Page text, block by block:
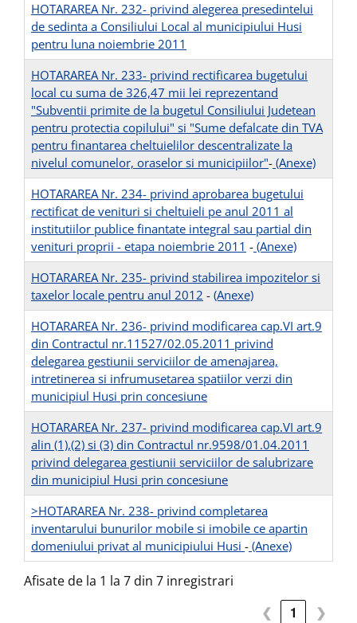
HOTARAREA Nr. 232- privind alegerea presedintelui
de sedinta a Consiliului Local al municipiului Husi
pentru luna noiembrie 2011
HOTARAREA Nr. 233- privind rectificarea bugetului
local cu suma de 326,47 mii lei reprezentand
"Subventii primite de la bugetul Consiliului Judetean
pentru protectia copilului" si "Sume defalcate din TVA
pentru finantarea cheltuielilor descentralizate la
nivelul comunelor, oraselor si municipiilor"- (Anexe)
HOTARAREA Nr. 234- privind aprobarea bugetului
rectificat de venituri si cheltuieli pe anul 2011 al
institutiilor publice finantate integral sau partial din
venituri proprii - etapa noiembrie 2011 - (Anexe)
HOTARAREA Nr. 235- privind stabilirea impozitelor si
taxelor locale pentru anul 2012 - (Anexe)
HOTARAREA Nr. 236- privind modificarea cap.VI art.9
din Contractul nr.11527/02.05.2011 privind
delegarea gestiunii serviciilor de amenajarea,
intretinerea si infrumusetarea spatiilor verzi din
municipiul Husi prin concesiune
HOTARAREA Nr. 237- privind modificarea cap.VI art.9
alin (1),(2) si (3) din Contractul nr.9598/01.04.2011
privind delegarea gestiunii serviciilor de salubrizare
din municipiul Husi prin concesiune
>HOTARAREA Nr. 238- privind completarea
inventarului bunurilor mobile si imobile ce apartin
domeniului privat al municipiului Husi - (Anexe)
Afisate de la 1 la 7 din 7 inregistrari
❮ 1 ❯